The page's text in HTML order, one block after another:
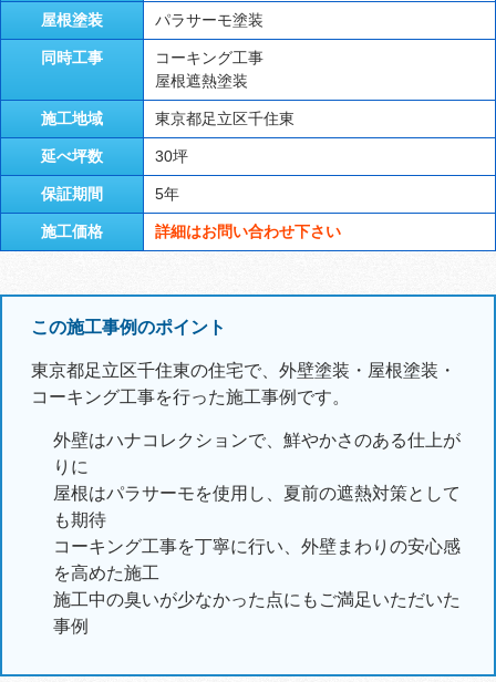
屋根塗装 パラサーモ塗装
同時工事
コーキング工事
屋根遮熱塗装
施工地域 東京都足立区千住東
延べ坪数 30坪
保証期間 5年
施工価格 詳細はお問い合わせ下さい
この施工事例のポイント
東京都足立区千住東の住宅で、外壁塗装・屋根塗装・
コーキング工事を行った施工事例です。
外壁はハナコレクションで、鮮やかさのある仕上が
りに
屋根はパラサーモを使用し、夏前の遮熱対策として
も期待
コーキング工事を丁寧に行い、外壁まわりの安心感
を高めた施工
施工中の臭いが少なかった点にもご満足いただいた
事例